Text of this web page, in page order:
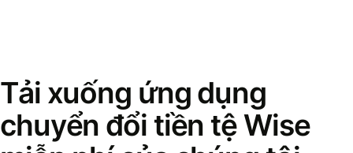
Tải xuống ứng dụng
chuyển đổi tiền tệ Wise